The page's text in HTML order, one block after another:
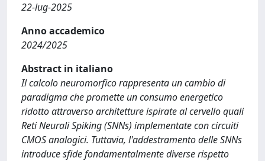
22-lug-2025
Anno accademico
2024/2025
Abstract in italiano
Il calcolo neuromorfico rappresenta un cambio di
paradigma che promette un consumo energetico
ridotto attraverso architetture ispirate al cervello quali
Reti Neurali Spiking (SNNs) implementate con circuiti
CMOS analogici. Tuttavia, l'addestramento delle SNNs
introduce sfide fondamentalmente diverse rispetto